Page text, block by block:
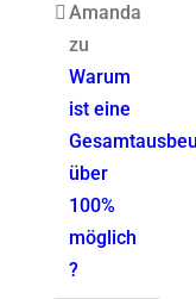
Amanda
zu
Warum
ist eine
über
100%
möglich
?